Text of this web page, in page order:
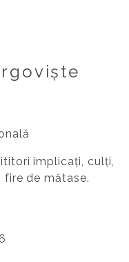
implicați, culți,
de mătase.